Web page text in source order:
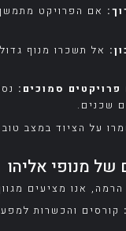
אם הפרויקט
אל תשכרו מנוף
סמוכים:
שכנים.
על הציוד במצב
של מנופי אליהו
אנו מציעים
קורסים והכשרות